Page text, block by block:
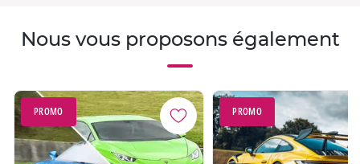
Nous vous proposons également
PROMO PROMO